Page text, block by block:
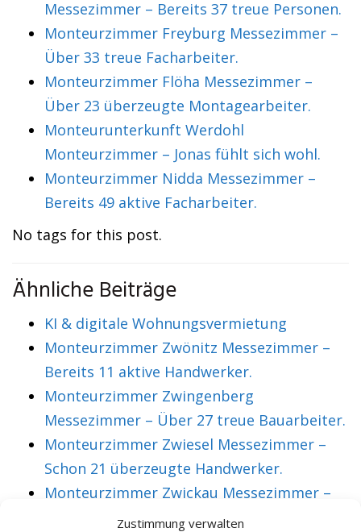
Zustimmung verwalten
Messezimmer – Bereits 37 treue Personen.
Monteurzimmer Freyburg Messezimmer –
Über 33 treue Facharbeiter.
Monteurzimmer Flöha Messezimmer –
Über 23 überzeugte Montagearbeiter.
Monteurunterkunft Werdohl
Monteurzimmer – Jonas fühlt sich wohl.
Monteurzimmer Nidda Messezimmer –
Bereits 49 aktive Facharbeiter.
No tags for this post.
Ähnliche Beiträge
KI & digitale Wohnungsvermietung
Monteurzimmer Zwönitz Messezimmer –
Bereits 11 aktive Handwerker.
Monteurzimmer Zwingenberg
Messezimmer – Über 27 treue Bauarbeiter.
Monteurzimmer Zwiesel Messezimmer –
Schon 21 überzeugte Handwerker.
Monteurzimmer Zwickau Messezimmer –
Über 36 treue Montagearbeiter.